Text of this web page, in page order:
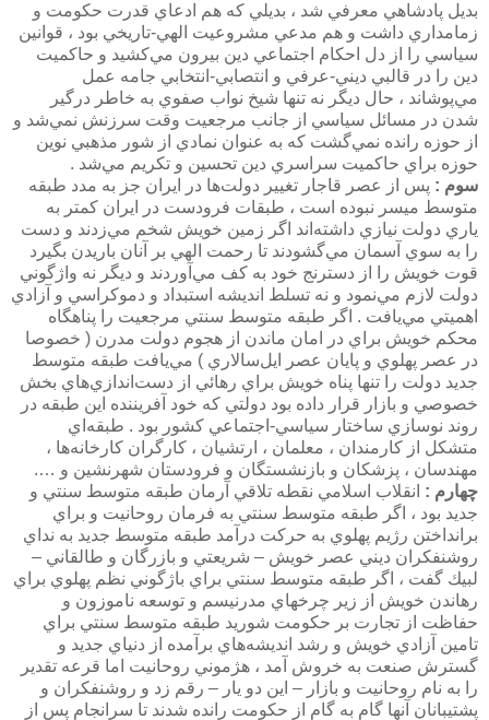
بديل پادشاهي معرفي شد ، بديلي كه هم ادعاي قدرت حكومت و
زمامداري داشت و هم مدعي مشروعيت الهي-تاريخي بود ، قوانين
سياسي را از دل احكام اجتماعي دين بيرون مي‌كشيد و حاكميت
دين را در قالبي ديني-عرفي و انتصابي-انتخابي جامه عمل
مي‌پوشاند ، حال ديگر نه تنها شيخ نواب صفوي به خاطر درگير
شدن در مسائل سياسي از جانب مرجعيت وقت سرزنش نمي‌شد و
از حوزه رانده نمي‌گشت كه به عنوان نمادي از شور مذهبي نوين
حوزه براي حاكميت سراسري دين تحسين و تكريم مي‌شد .
سوم : پس از عصر قاجار تغيير دولت‌ها در ايران جز به مدد طبقه
متوسط ميسر نبوده است ، طبقات فرودست در ايران كمتر به
ياري دولت نيازي داشته‌اند اگر زمين خويش شخم مي‌زدند و دست
را به سوي آسمان مي‌گشودند تا رحمت الهي بر آنان باريدن بگيرد
قوت خويش را از دسترنج خود به كف مي‌آوردند و ديگر نه واژگوني
دولت لازم مي‌نمود و نه تسلط انديشه استبداد و دموكراسي و آزادي
اهميتي مي‌يافت . اگر طبقه متوسط سنتي مرجعيت را پناهگاه
محكم خويش براي در امان ماندن از هجوم دولت مدرن ( خصوصا
در عصر پهلوي و پايان عصر ايل‌سالاري ) مي‌يافت طبقه متوسط
جديد دولت را تنها پناه خويش براي رهائي از دست‌اندازي‌هاي بخش
خصوصي و بازار قرار داده بود دولتي كه خود آفريننده اين طبقه در
روند نوسازي ساختار سياسي-اجتماعي كشور بود . طبقه‌اي
متشكل از كارمندان ،‌ معلمان ، ارتشيان ، كارگران كارخانه‌ها ،
مهندسان ، پزشكان و بازنشستگان و فرودستان شهرنشين و ….
چهارم : انقلاب اسلامي نقطه تلاقي آرمان طبقه متوسط سنتي و
جديد بود ، اگر طبقه متوسط سنتي به فرمان روحانيت و براي
برانداختن رژيم پهلوي به حركت درآمد طبقه متوسط جديد به نداي
روشنفكران ديني عصر خويش – شريعتي و بازرگان و طالقاني –
لبيك گفت ، اگر طبقه متوسط سنتي براي باژگوني نظم پهلوي براي
رهاندن خويش از زير چرخهاي مدرنيسم و توسعه ناموزون و
حفاظت از تجارت بر حكومت شوريد طبقه متوسط سنتي براي
تامين آزادي خويش و رشد انديشه‌هاي برآمده از دنياي جديد و
گسترش صنعت به خروش آمد ، هژموني روحانيت اما قرعه تقدير
را به نام روحانيت و بازار – اين دو يار – رقم زد و روشنفكران و
پشتيبانان آنها گام به گام از حكومت رانده شدند تا سرانجام پس از